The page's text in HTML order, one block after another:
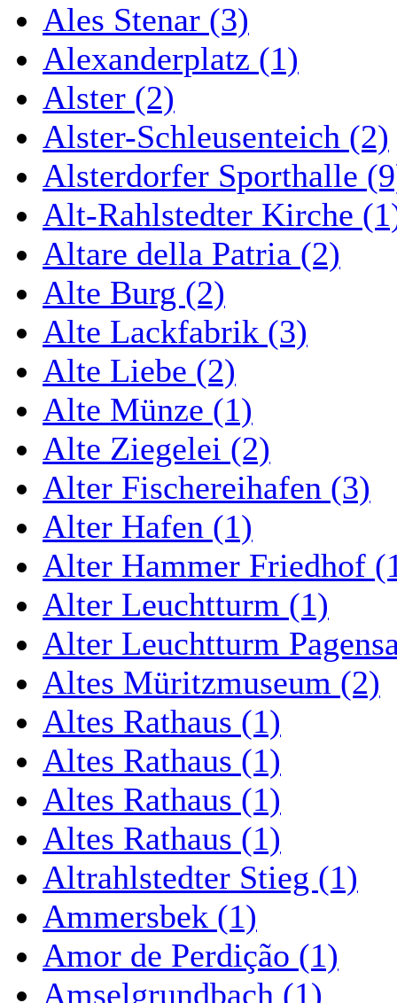
Ales Stenar (3)
Alexanderplatz (1)
Alster (2)
Alster-Schleusenteich (2)
Alsterdorfer Sporthalle
Alt-Rahlstedter Kirche
Altare della Patria (2)
Alte Burg (2)
Alte Lackfabrik (3)
Alte Liebe (2)
Alte Münze (1)
Alte Ziegelei (2)
Alter Fischereihafen (3)
Alter Hafen (1)
Alter Hammer Friedhof
Alter Leuchtturm (1)
Alter Leuchtturm
Altes Müritzmuseum (2)
Altes Rathaus (1)
Altes Rathaus (1)
Altes Rathaus (1)
Altes Rathaus (1)
Altrahlstedter Stieg (1)
Ammersbek (1)
Amor de Perdição (1)
Amselgrundbach (1)